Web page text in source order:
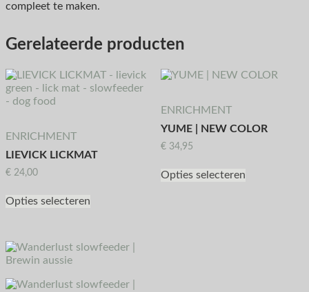
compleet te maken.
Gerelateerde producten
ENRICHMENT
LIEVICK LICKMAT
€ 24,00
Opties selecteren
ENRICHMENT
YUME | NEW COLOR
€34,95
Opties selecteren